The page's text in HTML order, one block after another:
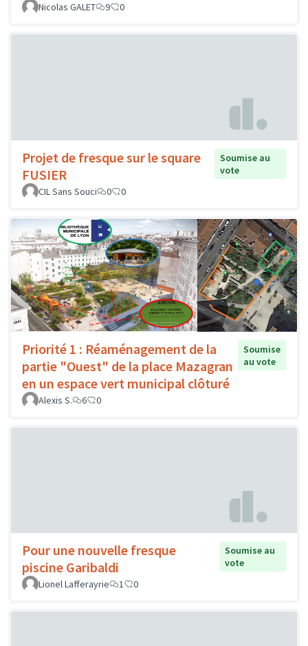
Nicolas GALET 9 0
Projet de fresque sur le square
FUSIER
Soumise au
vote
CIL Sans Souci
0 0
Priorité 1 : Réaménagement de la
partie "Ouest" de la place Mazagran
en un espace vert municipal clôturé
Soumise
au vote
Alexis S. 6 0
Pour une nouvelle fresque
piscine Garibaldi
Soumise au
vote
Lionel Lafferayrie
1 0